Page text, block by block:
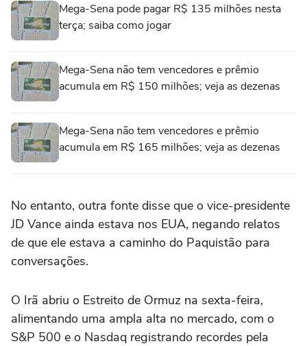
Mega-Sena pode pagar R$ 135 milhões nesta
terça; saiba como jogar
Mega-Sena não tem vencedores e prêmio
acumula em R$ 150 milhões; veja as dezenas
Mega-Sena não tem vencedores e prêmio
acumula em R$ 165 milhões; veja as dezenas
No entanto, outra fonte disse que o vice-presidente
JD Vance ainda estava nos EUA, negando relatos
de que ele estava a caminho do Paquistão para
‌conversações.
O Irã abriu o Estreito de Ormuz na sexta-feira,
‌alimentando uma ampla alta no mercado, com o
S&P 500 e o Nasdaq ⁠registrando recordes pela